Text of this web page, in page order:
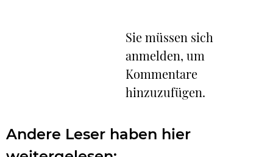
Sie müssen sich
anmelden, um
Kommentare
hinzuzufügen.
Andere Leser haben hier